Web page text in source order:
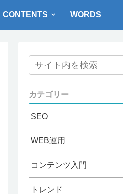
CONTENTS WORDS
カテゴリー
SEO
WEB運用
コンテンツ入門
トレンド